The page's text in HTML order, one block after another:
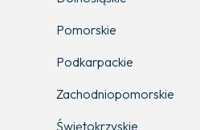
Pomorskie
Podkarpackie
Zachodniopomorskie
Świętokrzyskie